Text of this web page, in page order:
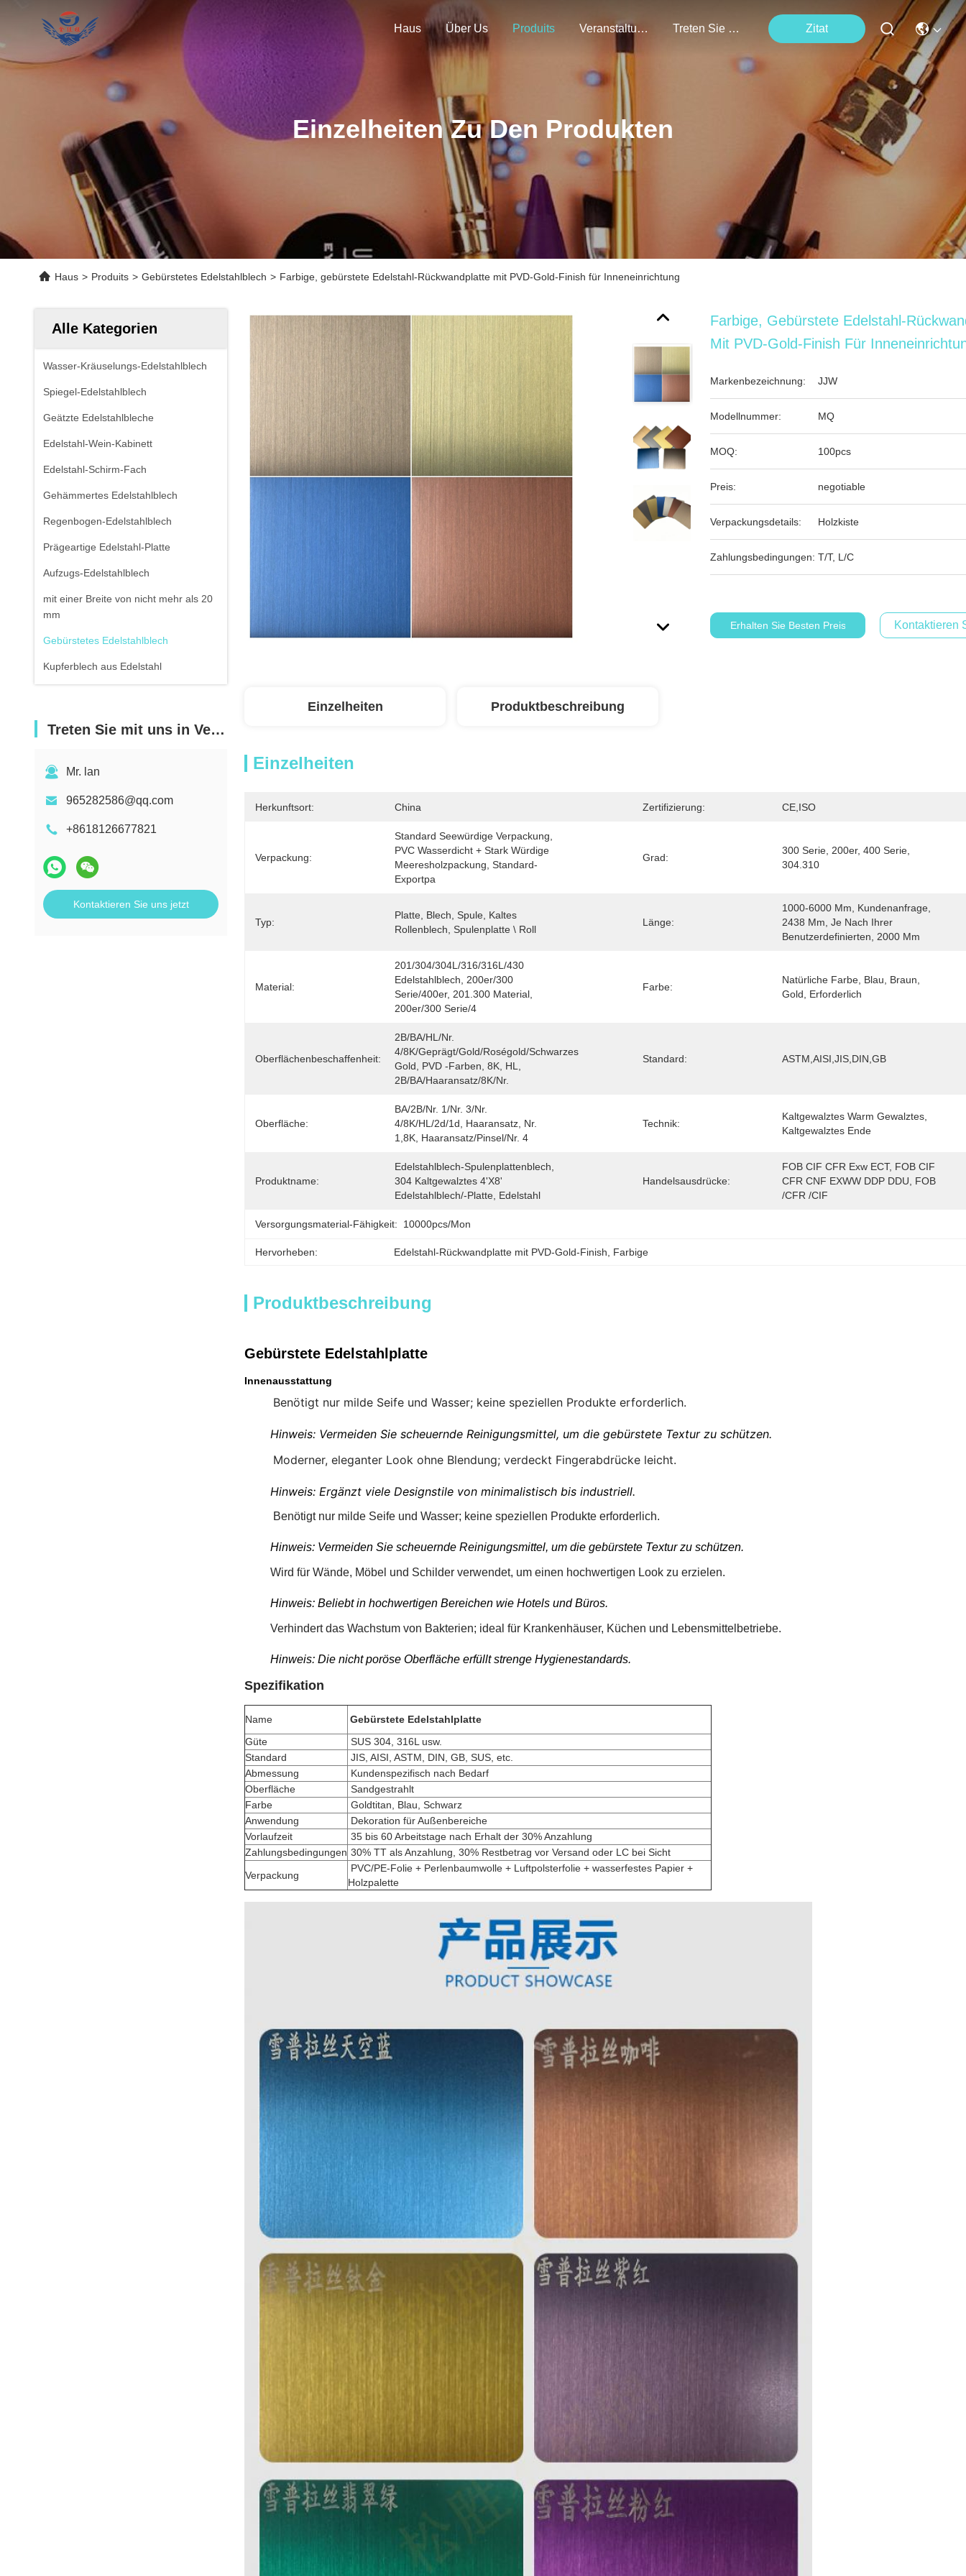
Haus Über Us Produits Veranstaltungen Treten Sie Mit Uns In Verbindung Zitat
Einzelheiten Zu Den Produkten
Haus > Produits > Gebürstetes Edelstahlblech > Farbige, gebürstete Edelstahl-Rückwandplatte mit PVD-Gold-Finish für Inneneinrichtung
Alle Kategorien
Wasser-Kräuselungs-Edelstahlblech
Spiegel-Edelstahlblech
Geätzte Edelstahlbleche
Edelstahl-Wein-Kabinett
Edelstahl-Schirm-Fach
Gehämmertes Edelstahlblech
Regenbogen-Edelstahlblech
Prägeartige Edelstahl-Platte
Aufzugs-Edelstahlblech
mit einer Breite von nicht mehr als 20
mm
Gebürstetes Edelstahlblech
Kupferblech aus Edelstahl
Treten Sie mit uns in Verbindung
Mr. lan
965282586@qq.com
+8618126677821
Kontaktieren Sie uns jetzt
Farbige, Gebürstete Edelstahl-
Mit PVD-Gold-Finish Für
Markenbezeichnung: JJW
Modellnummer: MQ
MOQ: 100pcs
Preis: negotiable
Verpackungsdetails: Holzkiste
Zahlungsbedingungen: T/T, L/C
Erhalten Sie Besten Preis Kontaktieren
Einzelheiten Produktbeschreibung
Einzelheiten
Herkunftsort: China Zertifizierung: CE,ISO
Verpackung:
Standard Seewürdige Verpackung,
PVC Wasserdicht + Stark Würdige
Meeresholzpackung, Standard-
Exportpa
Grad:
300 Serie, 200er, 400 Serie,
304.310
Typ:
Platte, Blech, Spule, Kaltes
Rollenblech, Spulenplatte \ Roll
Länge:
1000-6000 Mm, Kundenanfrage,
2438 Mm, Je Nach Ihrer
Benutzerdefinierten, 2000 Mm
Material:
201/304/304L/316/316L/430
Edelstahlblech, 200er/300
Serie/400er, 201.300 Material,
200er/300 Serie/4
Farbe:
Natürliche Farbe, Blau, Braun,
Gold, Erforderlich
Oberflächenbeschaffenheit:
2B/BA/HL/Nr.
4/8K/geprägt/Gold/Roségold/Schwarzes
Gold, PVD -Farben, 8K, HL,
2B/BA/Haaransatz/8K/Nr.
Standard: ASTM,AISI,JIS,DIN,GB
Oberfläche:
BA/2B/Nr. 1/Nr. 3/Nr.
4/8K/HL/2d/1d, Haaransatz, Nr.
1,8K, Haaransatz/Pinsel/Nr. 4
Technik:
Kaltgewalztes Warm Gewalztes,
Kaltgewalztes Ende
Produktname:
Edelstahlblech-Spulenplattenblech,
304 Kaltgewalztes 4'x8'
Edelstahlblech/-Platte, Edelstahl
Handelsausdrücke:
FOB CIF CFR Exw ECT, FOB CIF
CFR CNF EXWW DDP DDU, FOB
/CFR /CIF
Versorgungsmaterial-Fähigkeit: 10000pcs/mon
Hervorheben: Edelstahl-Rückwandplatte mit PVD-Gold-Finish Farbige
Produktbeschreibung
Gebürstete Edelstahlplatte
Innenausstattung
Benötigt nur milde Seife und Wasser; keine speziellen Produkte erforderlich.
Hinweis: Vermeiden Sie scheuernde Reinigungsmittel, um die gebürstete Textur zu schützen.
Moderner, eleganter Look ohne Blendung; verdeckt Fingerabdrücke leicht.
Hinweis: Ergänzt viele Designstile von minimalistisch bis industriell.
Benötigt nur milde Seife und Wasser; keine speziellen Produkte erforderlich.
Hinweis: Vermeiden Sie scheuernde Reinigungsmittel, um die gebürstete Textur zu schützen.
Wird für Wände, Möbel und Schilder verwendet, um einen hochwertigen Look zu erzielen.
Hinweis: Beliebt in hochwertigen Bereichen wie Hotels und Büros.
Verhindert das Wachstum von Bakterien; ideal für Krankenhäuser, Küchen und Lebensmittelbetriebe.
Hinweis: Die nicht poröse Oberfläche erfüllt strenge Hygienestandards.
Spezifikation
Name
Gebürstete Edelstahlplatte
Güte
SUS 304, 316L usw.
Standard
JIS, AISI, ASTM, DIN, GB, SUS, etc.
Abmessung
Kundenspezifisch nach Bedarf
Oberfläche
Sandgestrahlt
Farbe
Goldtitan, Blau, Schwarz
Anwendung
Dekoration für Außenbereiche
Vorlaufzeit
35 bis 60 Arbeitstage nach Erhalt der 30% Anzahlung
Zahlungsbedingungen 30% TT als Anzahlung, 30% Restbetrag vor Versand oder LC bei Sicht
Verpackung
PVC/PE-Folie + Perlenbaumwolle + Luftpolsterfolie + wasserfestes Papier +
Holzpalette